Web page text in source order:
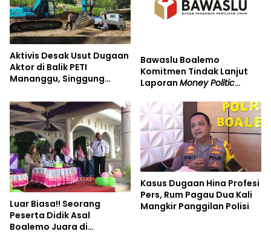
Aktivis Desak Usut Dugaan
Aktor di Balik PETI
Mananggu, Singgung
Aparat
Bawaslu Boalemo
Komitmen Tindak Lanjut
Laporan Money Politic
Luar Biasa!! Seorang
Peserta Didik Asal
Boalemo Juara di
Kasus Dugaan Hina Profesi
Pers, Rum Pagau Dua Kali
Mangkir Panggilan Polisi